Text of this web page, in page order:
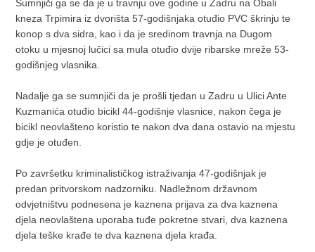
Sumnjiči ga se da je u travnju ove godine u Zadru na Obali
kneza Trpimira iz dvorišta 57-godišnjaka otuđio PVC škrinju te
konop s dva sidra, kao i da je sredinom travnja na Dugom
otoku u mjesnoj lučici sa mula otuđio dvije ribarske mreže 53-
godišnjeg vlasnika.
Nadalje ga se sumnjiči da je prošli tjedan u Zadru u Ulici Ante
Kuzmanića otuđio bicikl 44-godišnje vlasnice, nakon čega je
bicikl neovlašteno koristio te nakon dva dana ostavio na mjestu
gdje je otuđen.
Po završetku kriminalističkog istraživanja 47-godišnjak je
predan pritvorskom nadzorniku. Nadležnom državnom
odvjetništvu podnesena je kaznena prijava za dva kaznena
djela neovlaštena uporaba tuđe pokretne stvari, dva kaznena
djela teške krađe te dva kaznena djela krađa.